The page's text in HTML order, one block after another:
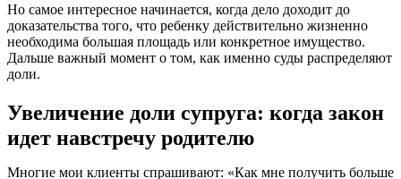
Но самое интересное начинается, когда дело доходит до
доказательства того, что ребенку действительно жизненно
необходима большая площадь или конкретное имущество.
Дальше важный момент о том, как именно суды распределяют
доли.
Увеличение доли супруга: когда закон
идет навстречу родителю
Многие мои клиенты спрашивают: «Как мне получить больше